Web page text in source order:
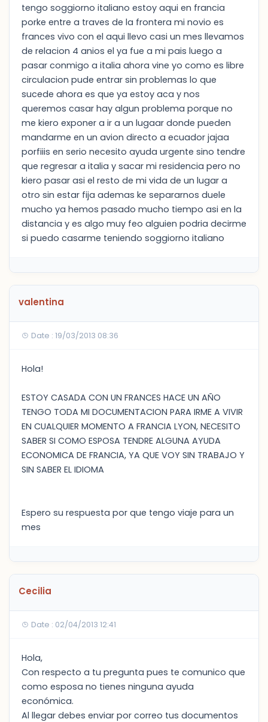
tengo soggiorno italiano estoy aqui en francia
porke entre a traves de la frontera mi novio es
frances vivo con el aqui llevo casi un mes llevamos
de relacion 4 anios el ya fue a mi pais luego a
pasar conmigo a italia ahora vine yo como es libre
circulacion pude entrar sin problemas lo que
sucede ahora es que ya estoy aca y nos
queremos casar hay algun problema porque no
me kiero exponer a ir a un lugaar donde pueden
mandarme en un avion directo a ecuador jajaa
porfiiis en serio necesito ayuda urgente sino tendre
que regresar a italia y sacar mi residencia pero no
kiero pasar asi el resto de mi vida de un lugar a
otro sin estar fija ademas ke separarnos duele
mucho ya hemos pasado mucho tiempo asi en la
distancia y es algo muy feo alguien podria decirme
si puedo casarme teniendo soggiorno italiano
valentina
Date : 19/03/2013 08:36
Hola!
ESTOY CASADA CON UN FRANCES HACE UN AÑO
TENGO TODA MI DOCUMENTACION PARA IRME A VIVIR
EN CUALQUIER MOMENTO A FRANCIA LYON, NECESITO
SABER SI COMO ESPOSA TENDRE ALGUNA AYUDA
ECONOMICA DE FRANCIA, YA QUE VOY SIN TRABAJO Y
SIN SABER EL IDIOMA
Espero su respuesta por que tengo viaje para un
mes
Cecilia
Date : 02/04/2013 12:41
Hola,
Con respecto a tu pregunta pues te comunico que
como esposa no tienes ninguna ayuda
económica.
Al llegar debes enviar por correo tus documentos